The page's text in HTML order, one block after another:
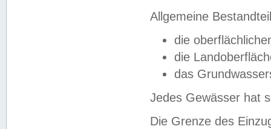
Allgemeine
die
die
das
Jedes Gewässer hat
Die Grenze des